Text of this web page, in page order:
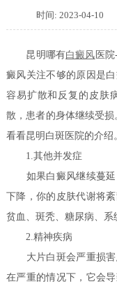
时间: 2023-04-10
昆明哪有白癜风 医
癜风关注不够的原因是
容易扩散和反复的皮肤
散，患者的身体继续受
看看昆明白斑医院的介绍
1.其他并发症
如果白癜风继续蔓延
下降，你的皮肤代谢将
贫血、斑秃、糖尿病、系
2.精神疾病
大片白斑会严重损害
在严重的情况下，它会